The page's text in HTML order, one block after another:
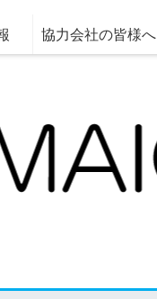
協力会社の皆様へ
インタビュー